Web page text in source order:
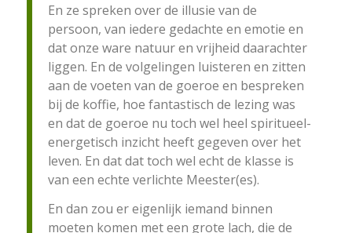
En ze spreken over de illusie van de
persoon, van iedere gedachte en emotie en
dat onze ware natuur en vrijheid daarachter
liggen. En de volgelingen luisteren en zitten
aan de voeten van de goeroe en bespreken
bij de koffie, hoe fantastisch de lezing was
en dat de goeroe nu toch wel heel spiritueel-
energetisch inzicht heeft gegeven over het
leven. En dat dat toch wel echt de klasse is
van een echte verlichte Meester(es).
En dan zou er eigenlijk iemand binnen
moeten komen met een grote lach, die de